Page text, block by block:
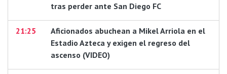
tras perder ante San Diego FC
21:25
Aficionados abuchean a Mikel Arriola en el
Estadio Azteca y exigen el regreso del
ascenso (VIDEO)